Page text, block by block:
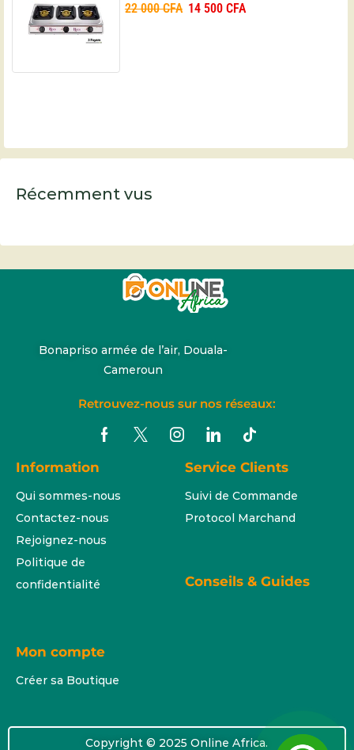
22 000CFA 14 500 CFA
Récemment vus
Bonapriso armée de l’air, Douala-
Cameroun
Retrouvez-nous sur nos réseaux:
Information
Qui sommes-nous
Contactez-nous
Rejoignez-nous
Politique de
confidentialité
Service Clients
Suivi de Commande
Protocol Marchand
Conseils & Guides
Mon compte
Créer sa Boutique
Copyright © 2025 Online Africa.